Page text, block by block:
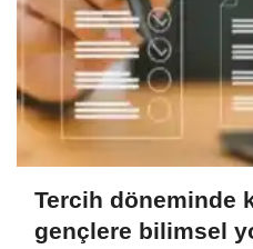
Tercih döneminde
gençlere bilimsel